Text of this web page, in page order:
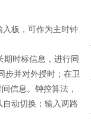
板，可作为主时钟
时标信息，进行同
步并对外授时；在卫
信息。钟控算法，
自动切换；输入两路